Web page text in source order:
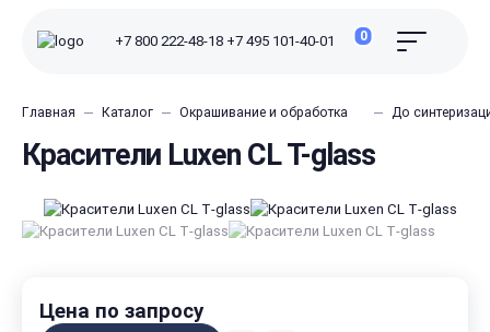
+7 800 222-48-18 +7 495 101-40-01 0
Главная Каталог Окрашивание и обработка До
Красители Luxen CL T-glass
Цена по запросу